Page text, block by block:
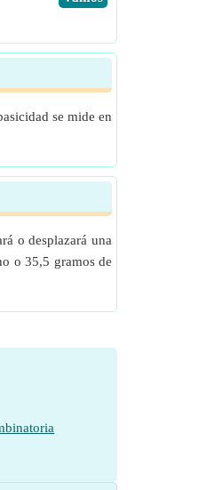
se mide en
o desplazará una
o 35,5 gramos de